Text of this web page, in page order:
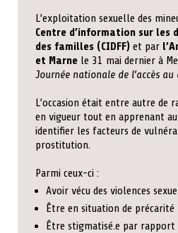
L’exploitation sexuelle des
Centre d’information sur les
des familles (CIDFF) et par
et Marne le 31 mai dernier à
Journée nationale de l’accès
L’occasion était entre autre de
en vigueur tout en apprenant
identifier les facteurs de
prostitution.
Parmi ceux-ci :
Avoir vécu des violences
Être en situation de précarité
Être stigmatisé.e par